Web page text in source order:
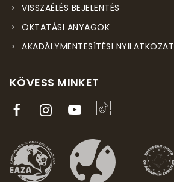
VISSZAÉLÉS BEJELENTÉS
OKTATÁSI ANYAGOK
AKADÁLYMENTESÍTÉSI NYILATKOZAT
KÖVESS MINKET